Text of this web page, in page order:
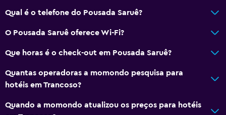
Qual é o telefone do Pousada Saruê?
O Pousada Saruê oferece Wi-Fi?
Que horas é o check-out em Pousada Saruê?
Quantas operadoras a momondo pesquisa para
hotéis em Trancoso?
Quando a momondo atualizou os preços para hotéis